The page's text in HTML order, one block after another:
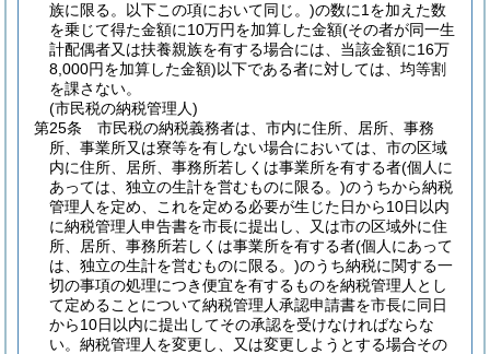
族に限る。以下この項において同じ。)の数に1を加えた数
を乗じて得た金額に10万円を加算した金額(その者が同一生
計配偶者又は扶養親族を有する場合には、当該金額に16万
8,000円を加算した金額)以下である者に対しては、均等割
を課さない。
(市民税の納税管理人)
第25条
市民税の納税義務者は、市内に住所、居所、事務
所、事業所又は寮等を有しない場合においては、市の区域
内に住所、居所、事務所若しくは事業所を有する者(個人に
あっては、独立の生計を営むものに限る。)のうちから納税
管理人を定め、これを定める必要が生じた日から10日以内
に納税管理人申告書を市長に提出し、又は市の区域外に住
所、居所、事務所若しくは事業所を有する者(個人にあって
は、独立の生計を営むものに限る。)のうち納税に関する一
切の事項の処理につき便宜を有するものを納税管理人とし
て定めることについて納税管理人承認申請書を市長に同日
から10日以内に提出してその承認を受けなければならな
い。 納税管理人を変更し、又は変更しようとする場合その